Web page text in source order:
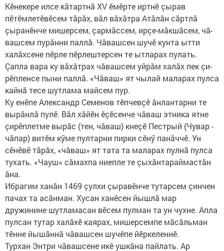
Кӗнекере илсе кăтартнă XV ӗмӗрте иртнӗ çырав
пӗтӗмлетӗвӗсем тăрăх, вăл вăхăтра Атăлăн сăртлă
çыранӗнче мишерсем, çармăссем, ирçе-мăкшăсем, чă­
вашсем пу­рăнни паллă. Чăвашсен шучӗ кунта ытти
халăхсене пӗрле пӗрлештерсен те ытларах пулать.
Çапла вара ку вăхăтрах чăвашсем уйрăм халăх пек çи­
рӗп­ленсе пыни паллă. «Чăваш» ят чылай маларах пулса
кайнă тесе шутлама майсем пур.
Ку енӗпе Александр Семенов тӗпчевçӗ ăнлантарни те
вырăнлă пулӗ. Вăл хăйӗн ӗçӗсенче чăваш этника ятне
çирӗплетме вырăс (тен, чăваш) кнеçӗ Пестрый (Чувар -
чăпар) витӗм кӳме пултарни пирки сӗнӳ панăччӗ. Ун
сӗнӗвӗ тăрăх, «чăваш» ят тата та маларах пулнă пулса
тухать. «Чауш» сăмахпа ниепле те çыхăнтараймастăн
ăна.
Ибрагим ханăн 1469 çулхи çыравӗнче тутарсем çинчен
пачах та асăнман. Хусан ханӗсен йышлă мар
дружинине шутламасан вӗсем пулман та ун чухне. Апла
пулсан тутар халăхӗ каярах, мишерсемпе мăсăльман
тӗнне йышăннă чăвашсен шучӗпе йӗркеленнӗ.
Турхан Энтри чăвашсене икӗ ушкăна пайлать. Ар